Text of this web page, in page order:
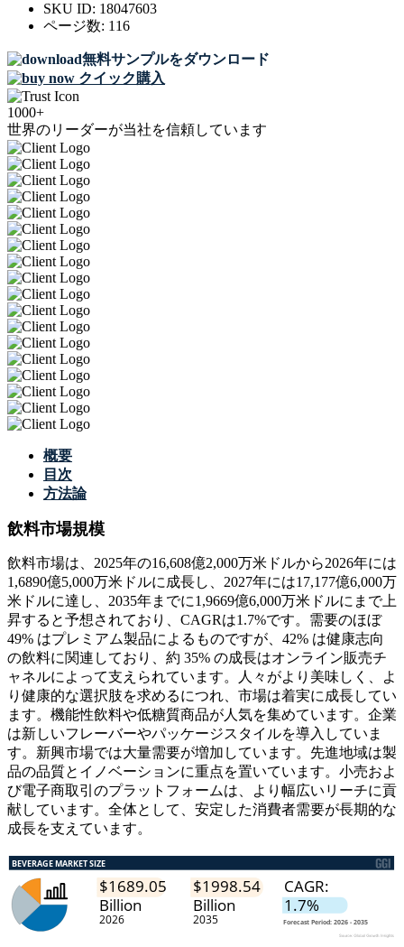
SKU ID: 18047603
ページ数: 116
無料サンプルをダウンロード
クイック購入
1000+
世界のリーダーが当社を信頼しています
概要
目次
方法論
飲料市場規模
飲料市場は、2025年の16,608億2,000万米ドルから2026年には
1,6890億5,000万米ドルに成長し、2027年には17,177億6,000万
米ドルに達し、2035年までに1,9669億6,000万米ドルにまで上
昇すると予想されており、CAGRは1.7%です。需要のほぼ
49% はプレミアム製品によるものですが、42% は健康志向
の飲料に関連しており、約 35% の成長はオンライン販売チ
ャネルによって支えられています。人々がより美味しく、よ
り健康的な選択肢を求めるにつれ、市場は着実に成長してい
ます。機能性飲料や低糖質商品が人気を集めています。企業
は新しいフレーバーやパッケージスタイルを導入していま
す。新興市場では大量需要が増加しています。先進地域は製
品の品​​質とイノベーションに重点を置いています。小売およ
び電子商取引のプラットフォームは、より幅広いリーチに貢
献しています。全体として、安定した消費者需要が長期的な
成長を支えています。